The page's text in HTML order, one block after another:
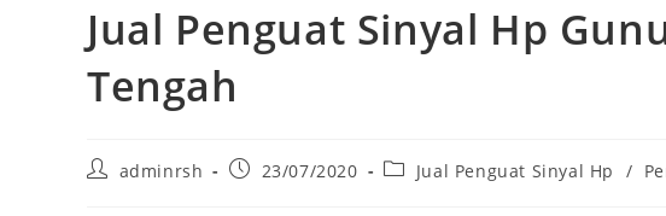
Jual Penguat Sinyal Hp
Tengah
Postadminrsh
Post23/07/2020
PostJual Penguat Sinyal Hp /